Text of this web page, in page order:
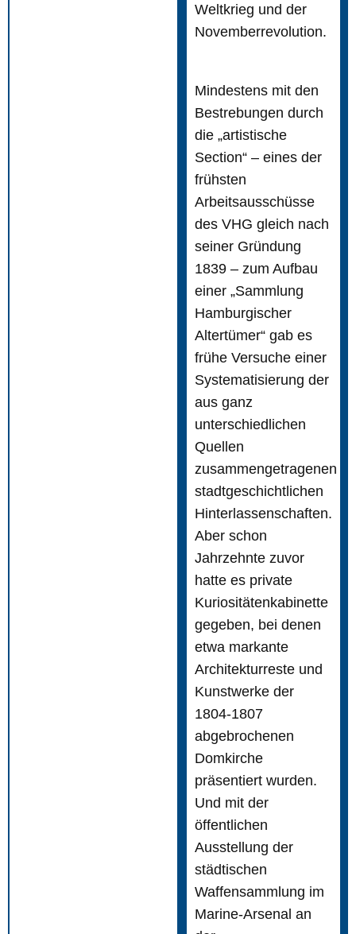
Weltkrieg und der
Novemberrevolution.
Mindestens mit den
Bestrebungen durch
die „artistische
Section“ – eines der
frühsten
Arbeitsausschüsse
des VHG gleich nach
seiner Gründung
1839 – zum Aufbau
einer „Sammlung
Hamburgischer
Altertümer“ gab es
frühe Versuche einer
Systematisierung der
aus ganz
unterschiedlichen
Quellen
zusammengetragenen
stadtgeschichtlichen
Hinterlassenschaften.
Aber schon
Jahrzehnte zuvor
hatte es private
Kuriositätenkabinette
gegeben, bei denen
etwa markante
Architekturreste und
Kunstwerke der
1804-1807
abgebrochenen
Domkirche
präsentiert wurden.
Und mit der
öffentlichen
Ausstellung der
städtischen
Waffensammlung im
Marine-Arsenal an